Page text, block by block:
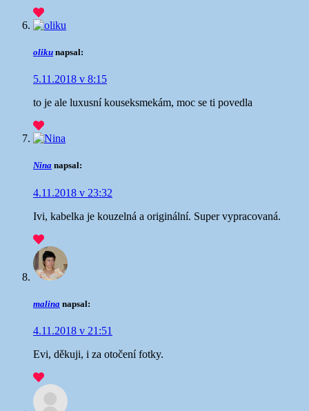
oliku napsal:
5.11.2018 v 8:15
to je ale luxusní kouseksmekám, moc se ti povedla
Nina napsal:
4.11.2018 v 23:32
Ivi, kabelka je kouzelná a originální. Super vypracovaná.
malina napsal:
4.11.2018 v 21:51
Evi, děkuji, i za otočení fotky.